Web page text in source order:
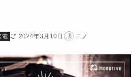
電 2024年3月10日 ニノ